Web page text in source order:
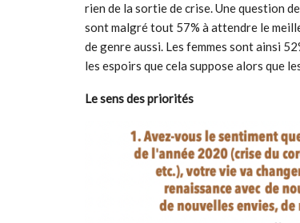
rien de la sortie de crise. Une question
sont malgré tout 57% à attendre le
de genre aussi. Les femmes sont ainsi
les espoirs que cela suppose alors que
Le sens des priorités